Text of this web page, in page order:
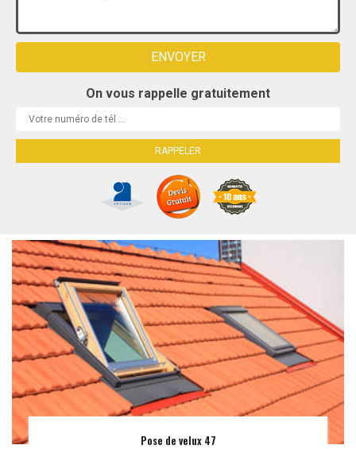
On vous rappelle gratuitement
Pose de velux 47